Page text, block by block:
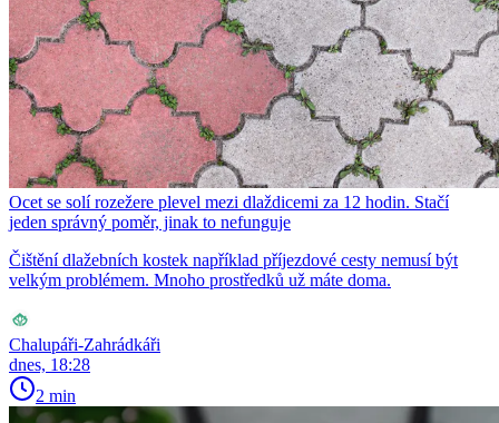
Ocet se solí rozežere plevel mezi dlaždicemi za 12 hodin. Stačí
jeden správný poměr, jinak to nefunguje
Čištění dlažebních kostek například příjezdové cesty nemusí být
velkým problémem. Mnoho prostředků už máte doma.
Chalupáři-Zahrádkáři
dnes, 18:28
2 min